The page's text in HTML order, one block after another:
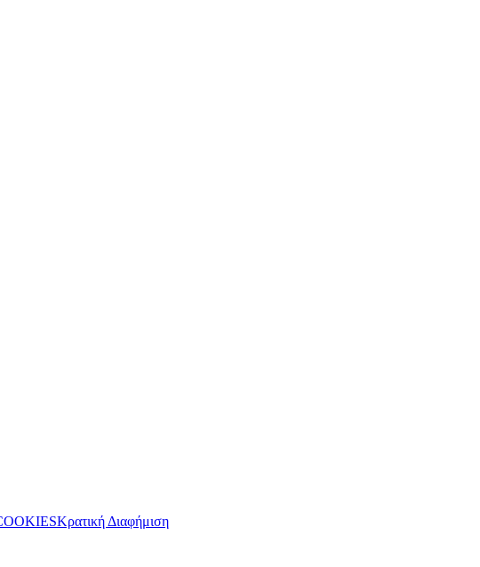
Κρατική Διαφήμιση